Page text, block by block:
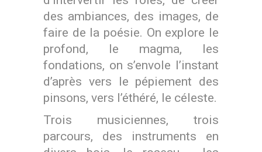
des ambiances, des images, de
faire de la poésie. On explore le
profond, le magma, les
fondations, on s’envole l’instant
d’après vers le pépiement des
pinsons, vers l’éthéré, le céleste.
Trois musiciennes, trois
parcours, des instruments en